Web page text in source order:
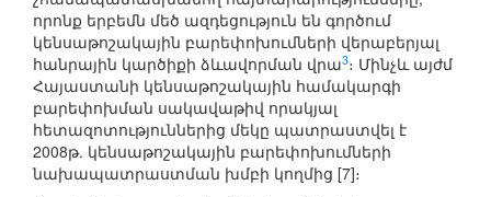
որոնք երբեմն մեծ ազդեցություն են գործում
կենսաթոշակային բարեփոխումների վերաբերյալ
հանրային կարծիքի ձևավորման վրա3։ Մինչև այժմ
Հայաստանի կենսաթոշակային համակարգի
բարեփոխման սակավաթիվ որակյալ
հետազոտություններից մեկը պատրաստվել է
2008թ. կենսաթոշակային բարեփոխումների
նախապատրաստման խմբի կողմից [7]։